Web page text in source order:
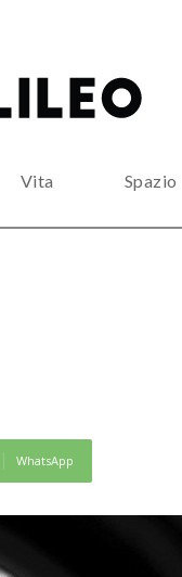
Vita Spazio
WhatsApp